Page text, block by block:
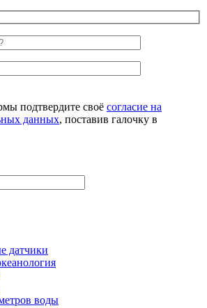
подтвердите своё согласие на
данных, поставив галочку в
датчики
воды